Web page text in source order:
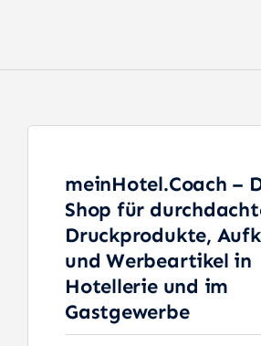
meinHotel.Coach –
Shop für
Druckprodukte,
und Werbeartikel in
Hotellerie und im
Gastgewerbe